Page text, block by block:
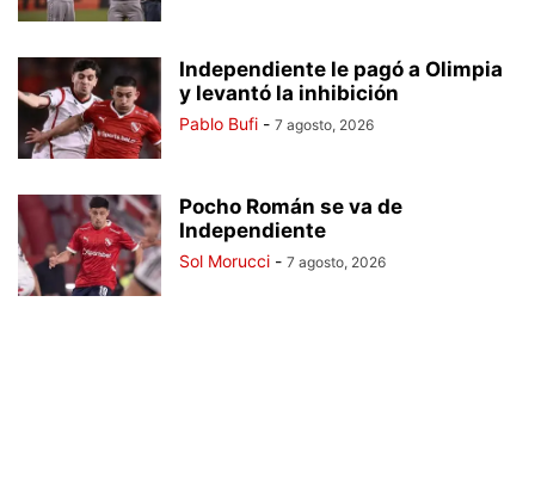
Independiente le pagó a Olimpia
y levantó la inhibición
Pablo Bufi - 7 agosto, 2026
Pocho Román se va de
Independiente
Sol Morucci - 7 agosto, 2026